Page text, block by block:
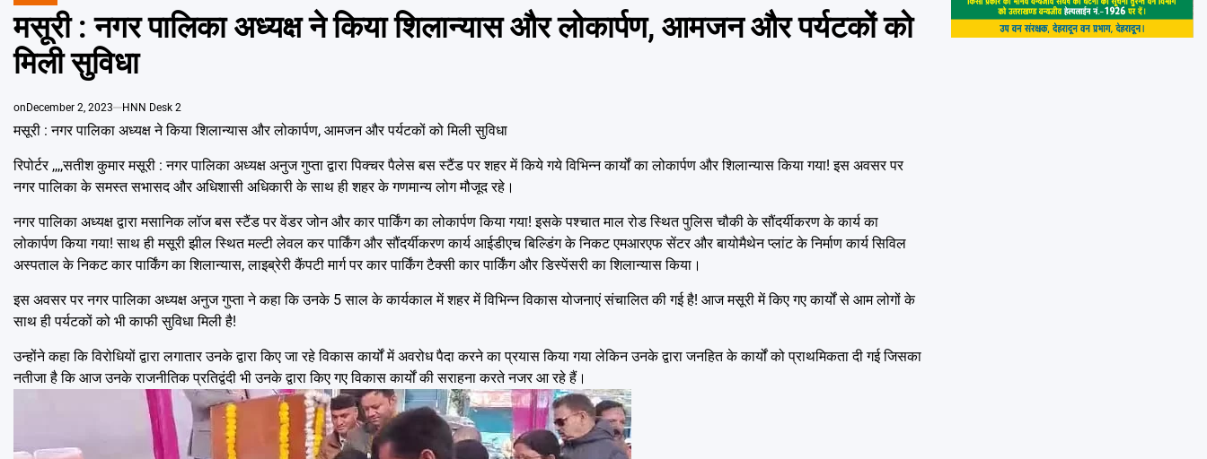
मसूरी : नगर पालिका अध्यक्ष ने किया शिलान्यास और लोकार्पण, आमजन और पर्यटकों को
मिली सुविधा
on December 2, 2023 HNN Desk 2
मसूरी : नगर पालिका अध्यक्ष ने किया शिलान्यास और लोकार्पण, आमजन और पर्यटकों को मिली सुविधा
रिपोर्टर ,,,,सतीश कुमार मसूरी : नगर पालिका अध्यक्ष अनुज गुप्ता द्वारा पिक्चर पैलेस बस स्टैंड पर शहर में किये गये विभिन्न कार्यों का लोकार्पण और शिलान्यास किया गया! इस अवसर पर
नगर पालिका के समस्त सभासद और अधिशासी अधिकारी के साथ ही शहर के गणमान्य लोग मौजूद रहे।
नगर पालिका अध्यक्ष द्वारा मसानिक लॉज बस स्टैंड पर वेंडर जोन और कार पार्किंग का लोकार्पण किया गया! इसके पश्चात माल रोड स्थित पुलिस चौकी के सौंदर्यीकरण के कार्य का
लोकार्पण किया गया! साथ ही मसूरी झील स्थित मल्टी लेवल कर पार्किंग और सौंदर्यीकरण कार्य आईडीएच बिल्डिंग के निकट एमआरएफ सेंटर और बायोमैथेन प्लांट के निर्माण कार्य सिविल
अस्पताल के निकट कार पार्किंग का शिलान्यास, लाइब्रेरी कैंपटी मार्ग पर कार पार्किंग टैक्सी कार पार्किंग और डिस्पेंसरी का शिलान्यास किया।
इस अवसर पर नगर पालिका अध्यक्ष अनुज गुप्ता ने कहा कि उनके 5 साल के कार्यकाल में शहर में विभिन्न विकास योजनाएं संचालित की गई है! आज मसूरी में किए गए कार्यों से आम लोगों के
साथ ही पर्यटकों को भी काफी सुविधा मिली है!
उन्होंने कहा कि विरोधियों द्वारा लगातार उनके द्वारा किए जा रहे विकास कार्यों में अवरोध पैदा करने का प्रयास किया गया लेकिन उनके द्वारा जनहित के कार्यों को प्राथमिकता दी गई जिसका
नतीजा है कि आज उनके राजनीतिक प्रतिद्वंदी भी उनके द्वारा किए गए विकास कार्यों की सराहना करते नजर आ रहे हैं।